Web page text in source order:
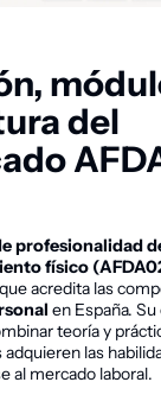
del
profesionalidad
físico
acredita las
en España.
teoría y
las
al mercado laboral.